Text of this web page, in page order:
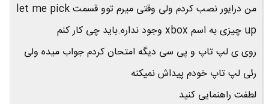
من درایور نصب کردم ولی وقتی میرم توو قسمت let me pick
up چیزی به اسم xbox وجود نداره.باید چی کار کنم
روی ی لپ تاپ و پی سی دیگه امتحان کردم جواب میده ولی
رئی لپ تاپ خودم پیداش نمیکنه
لطفت راهنمایی کنید